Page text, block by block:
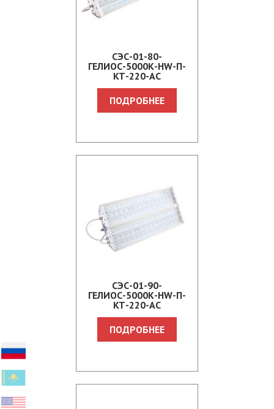
СЭС-01-80-
ГЕЛИОС-5000К-HW-П-
КТ-220-АС
ПОДРОБНЕЕ
СЭС-01-90-
ГЕЛИОС-5000К-HW-П-
КТ-220-АС
ПОДРОБНЕЕ